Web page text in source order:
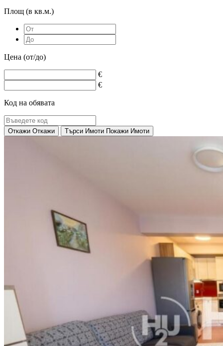
Площ (в кв.м.)
Цена (от/до)
€
€
Код на обявата
Откажи Откажи Търси Имоти Покажи Имоти